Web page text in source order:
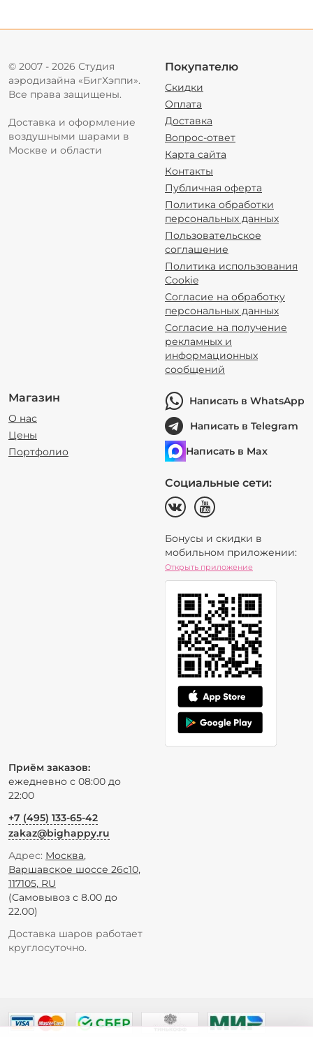
© 2007 - 2026 Студия
аэродизайна «БигХэппи».
Все права защищены.
Доставка и оформление
воздушными шарами в
Москве и области
Покупателю
Скидки
Оплата
Доставка
Вопрос-ответ
Карта сайта
Контакты
Публичная оферта
Политика обработки
персональных данных
Пользовательское
соглашение
Политика использования
Cookie
Согласие на обработку
персональных данных
Согласие на получение
рекламных и
информационных
сообщений
Магазин
О нас
Цены
Портфолио
Написать в WhatsApp
Написать в Telegram
Написать в Max
Социальные сети:
Бонусы и скидки в
мобильном приложении:
Открыть приложение
Приём заказов:
ежедневно с 08:00 до
22:00
+7 (495) 133-65-42
zakaz@bighappy.ru
Адрес: Москва,
Варшавское шоссе 26с10,
117105, RU
(Самовывоз с 8.00 до
22.00)
Доставка шаров работает
круглосуточно.